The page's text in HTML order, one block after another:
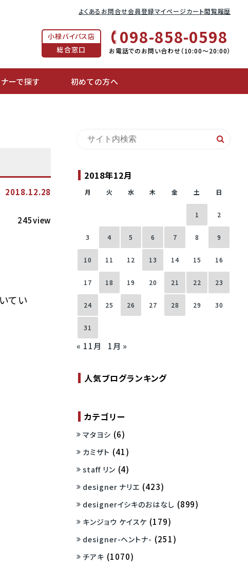
よくあるお問合せ会員登録マイページカート閲覧履歴
小禄バイパス店
総合窓口
098-858-0598
お電話でのお問い合わせ（10:00〜20:00）
ーで探す 初めての方へ
2018.12.28
245view
てい
2018年12月
月 火 水 木 金 土 日
1 2
3 4 5 6 7 8 9
10 11 12 13 14 15 16
17 18 19 20 21 22 23
24 25 26 27 28 29 30
31
« 11月 1月 »
人気ブログランキング
カテゴリー
マタヨシ (6)
カミザト (41)
staff リン (4)
designer ナリエ (423)
designerイシキのおはなし (899)
キンジョウ ケイスケ (179)
designer-ヘントナ- (251)
チアキ (1070)